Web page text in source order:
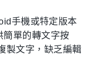
手機或特定版本
簡單的轉文字按
製文字，缺乏編輯